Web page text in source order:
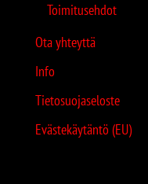
Toimitusehdot
Ota yhteyttä
Info
Tietosuojaseloste
Evästekäytäntö (EU)